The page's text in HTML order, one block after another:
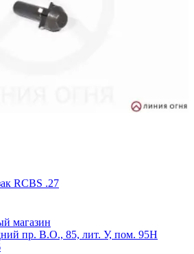
RCBS .27
магазин
пр. В.О., 85, лит. У, пом. 95Н